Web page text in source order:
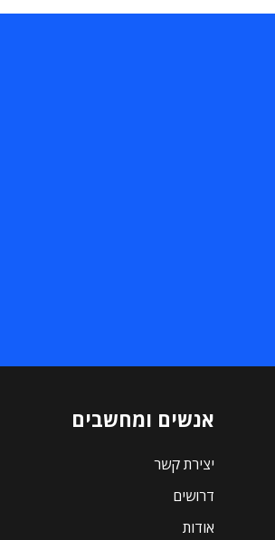
אנשים ומחשבים
יצירת קשר
דרושים
אודות